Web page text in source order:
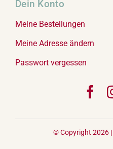
Dein Konto
Meine Bestellungen
Meine Adresse ändern
Passwort vergessen
© Copyright 2026 |